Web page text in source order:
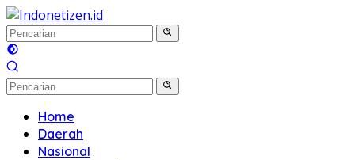
Langsung
ke
konten
Home
Daerah
Nasional